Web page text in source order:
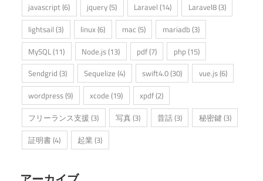
javascript(6) jquery(5) Laravel (14) Laravel8(3)
lightsail (3) linux(6) mac (5) mariadb (3)
MySQL(11) Node.js(13) pdf(7) php(15)
Sendgrid (3) Sequelize (4) swift4.0(30) vue.js(6)
wordpress(9) xcode (19) xpdf(2)
フリーランス支援 (3) 写真(3) 昔話(3) 秘密鍵 (3)
証明書(4) 起業 (3)